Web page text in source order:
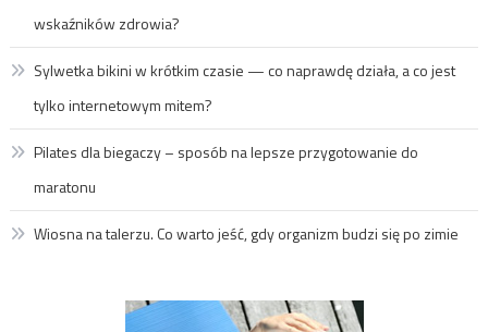
wskaźników zdrowia?
Sylwetka bikini w krótkim czasie — co naprawdę działa, a co jest
tylko internetowym mitem?
Pilates dla biegaczy – sposób na lepsze przygotowanie do
maratonu
Wiosna na talerzu. Co warto jeść, gdy organizm budzi się po zimie